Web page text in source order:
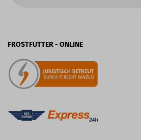
FROSTFUTTER - ONLINE